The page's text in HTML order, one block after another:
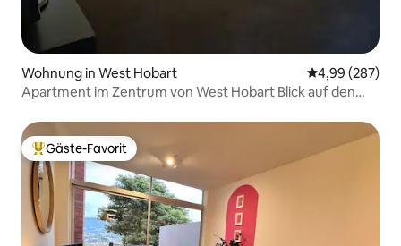
Wohnung in West Hobart
4,99 (287)
Apartment im Zentrum von West Hobart Blick auf den
Beliebter Gäste-Favorit.
Gäste-Favorit